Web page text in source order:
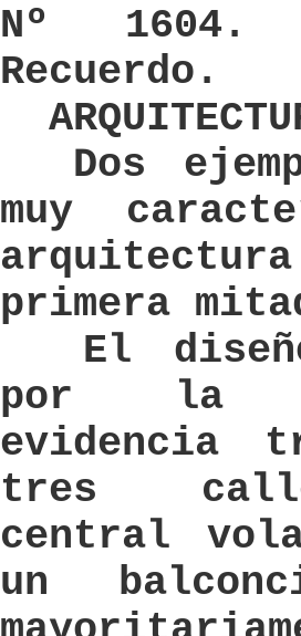
Nº
Recuerdo.
Dos
muy
primera
El diseño
por la
evidencia
tres
central
un